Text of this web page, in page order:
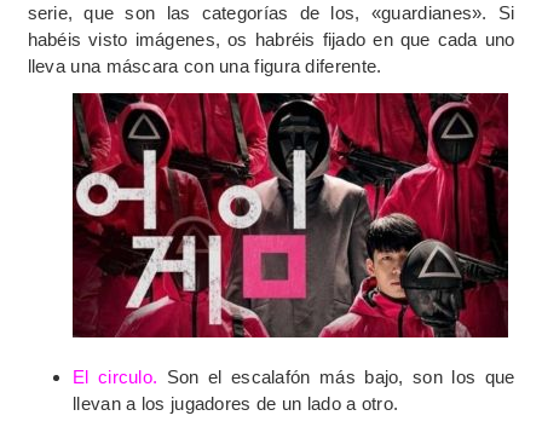
serie, que son las categorías de los, «guardianes». Si
habéis visto imágenes, os habréis fijado en que cada uno
lleva una máscara con una figura diferente.
El circulo. Son el escalafón más bajo, son los que
llevan a los jugadores de un lado a otro.